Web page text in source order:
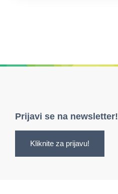
Prijavi se na newsletter!
Kliknite za prijavu!